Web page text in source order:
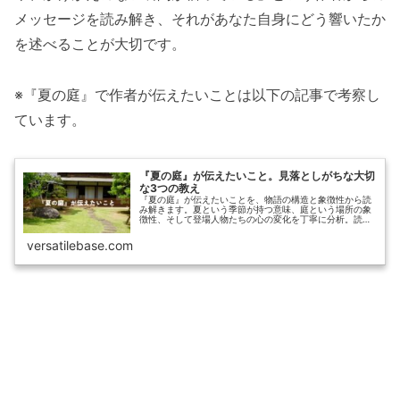
メッセージを読み解き、それがあなた自身にどう響いたか
を述べることが大切です。
※『夏の庭』で作者が伝えたいことは以下の記事で考察し
ています。
『夏の庭』が伝えたいこと。見落としがちな大切
な3つの教え
『夏の庭』が伝えたいことを、物語の構造と象徴性から読
み解きます。夏という季節が持つ意味、庭という場所の象
徴性、そして登場人物たちの心の変化を丁寧に分析。読者
versatilebase.com